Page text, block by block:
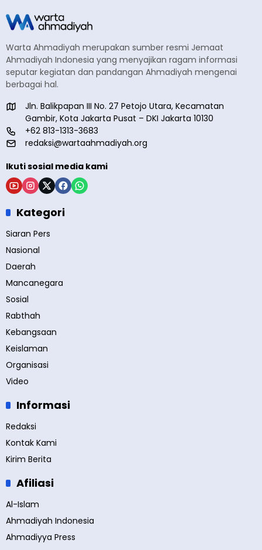
Warta Ahmadiyah merupakan sumber resmi Jemaat
Ahmadiyah Indonesia yang menyajikan ragam informasi
seputar kegiatan dan pandangan Ahmadiyah mengenai
berbagai hal.
Jln. Balikpapan III No. 27 Petojo Utara, Kecamatan
Gambir, Kota Jakarta Pusat – DKI Jakarta 10130
+62 813-1313-3683
redaksi@wartaahmadiyah.org
Ikuti sosial media kami
Kategori
Siaran Pers
Nasional
Daerah
Mancanegara
Sosial
Rabthah
Kebangsaan
Keislaman
Organisasi
Video
Informasi
Redaksi
Kontak Kami
Kirim Berita
Afiliasi
Al-Islam
Ahmadiyah Indonesia
Ahmadiyya Press